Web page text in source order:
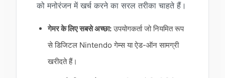
को मनोरंजन में खर्च करने का सरल तरीका चाहते हैं।
गेमर के लिए सबसे अच्छा:उपयोगकर्ता जो नियमित रूप
से डिजिटल Nintendo गेम्स या ऐड-ऑन सामग्री
खरीदते हैं।